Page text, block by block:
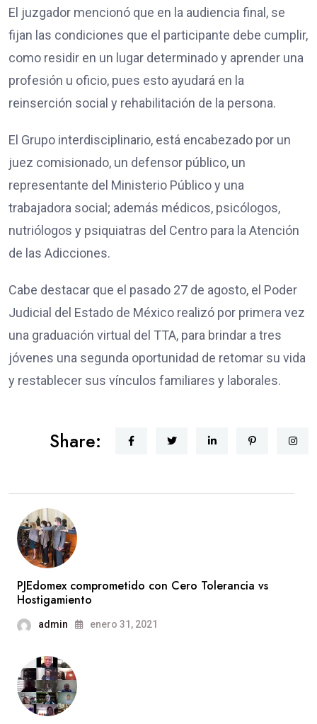
El juzgador mencionó que en la audiencia final, se
fijan las condiciones que el participante debe cumplir,
como residir en un lugar determinado y aprender una
profesión u oficio, pues esto ayudará en la
reinserción social y rehabilitación de la persona.
El Grupo interdisciplinario, está encabezado por un
juez comisionado, un defensor público, un
representante del Ministerio Público y una
trabajadora social; además médicos, psicólogos,
nutriólogos y psiquiatras del Centro para la Atención
de las Adicciones.
Cabe destacar que el pasado 27 de agosto, el Poder
Judicial del Estado de México realizó por primera vez
una graduación virtual del TTA, para brindar a tres
jóvenes una segunda oportunidad de retomar su vida
y restablecer sus vínculos familiares y laborales.
Share:
PJEdomex comprometido con Cero Tolerancia vs
Hostigamiento
admin enero 31, 2021